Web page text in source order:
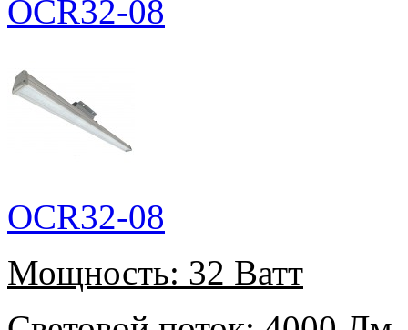
OCR32-08
OCR32-08
Мощность: 32 Ватт